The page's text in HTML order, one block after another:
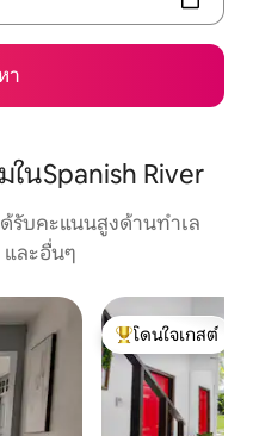
า
Spanish River
รับคะแนนสูงด้านทำเล
และอื่นๆ
โดนใจเกสต์ที่สุด
โดนใจเกสต์